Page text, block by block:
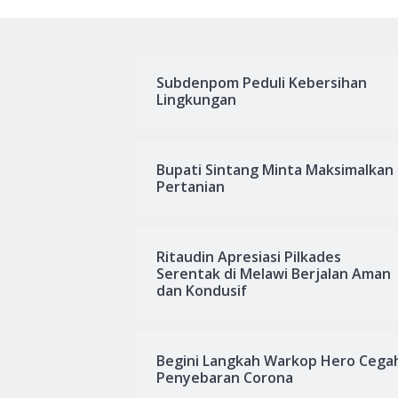
Subdenpom Peduli Kebersihan
Lingkungan
Bupati Sintang Minta Maksimalkan
Pertanian
Ritaudin Apresiasi Pilkades
Serentak di Melawi Berjalan Aman
dan Kondusif
Begini Langkah Warkop Hero
Penyebaran Corona